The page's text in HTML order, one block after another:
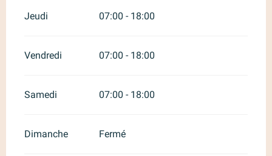
Jeudi 07:00 - 18:00
Vendredi 07:00 - 18:00
Samedi 07:00 - 18:00
Dimanche Fermé